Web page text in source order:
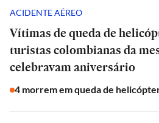
ACIDENTE AÉREO
Vítimas de queda de
turistas colombianas da
celebravam aniversário
4 morrem em queda de